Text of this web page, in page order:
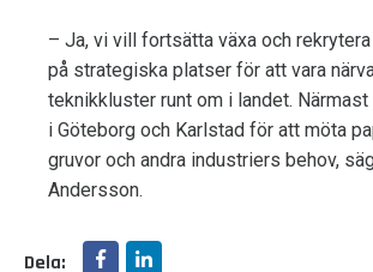
– Ja, vi vill fortsätta växa och
på strategiska platser för att vara
teknikkluster runt om i landet.
i Göteborg och Karlstad för att möta
gruvor och andra industriers behov,
Andersson.
Dela: